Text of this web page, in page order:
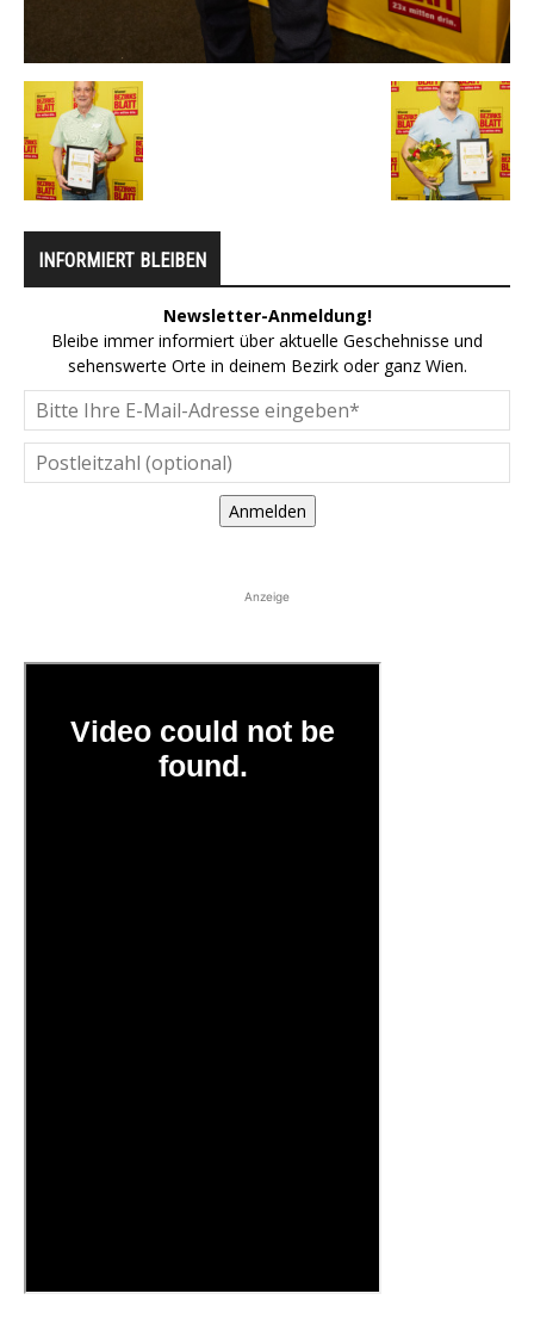
INFORMIERT BLEIBEN
Newsletter-Anmeldung!
Bleibe immer informiert über aktuelle Geschehnisse und
sehenswerte Orte in deinem Bezirk oder ganz Wien.
Anmelden
Anzeige